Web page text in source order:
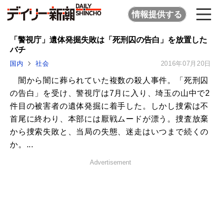
情報提供する
「警視庁」遺体発掘失敗は「死刑囚の告白」を放置した
バチ
国内 社会 2016年07月20日
闇から闇に葬られていた複数の殺人事件。「死刑囚
の告白」を受け、警視庁は7月に入り、埼玉の山中で2
件目の被害者の遺体発掘に着手した。しかし捜索は不
首尾に終わり、本部には厭戦ムードが漂う。捜査放棄
から捜索失敗と、当局の失態、迷走はいつまで続くの
か。...
Advertisement